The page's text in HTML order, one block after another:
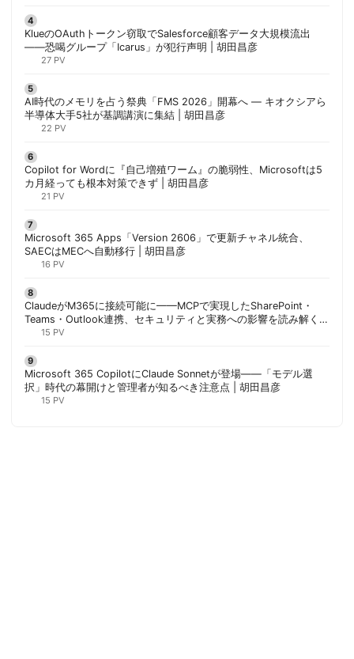
KlueのOAuthトークン窃取でSalesforce顧客データ大規模流出
——恐喝グループ「Icarus」が犯行声明 | 胡田昌彦
27 PV
AI時代のメモリを占う祭典「FMS 2026」開幕へ ― キオクシアら
半導体大手5社が基調講演に集結 | 胡田昌彦
22 PV
Copilot for Wordに『自己増殖ワーム』の脆弱性、Microsoftは5
カ月経っても根本対策できず | 胡田昌彦
21 PV
Microsoft 365 Apps「Version 2606」で更新チャネル統合、
SAECはMECへ自動移行 | 胡田昌彦
16 PV
ClaudeがM365に接続可能に——MCPで実現したSharePoint・
Teams・Outlook連携、セキュリティと実務への影響を読み解く |
胡田昌彦
15 PV
Microsoft 365 CopilotにClaude Sonnetが登場——「モデル選
択」時代の幕開けと管理者が知るべき注意点 | 胡田昌彦
15 PV